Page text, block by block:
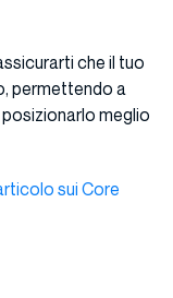
che il tuo
permettendo a
meglio
sui Core